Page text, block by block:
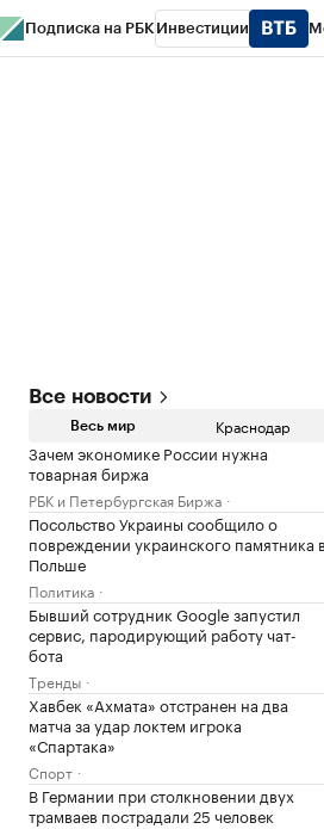
Подписка на РБК Инвестиции
Все новости
Весь мир Краснодар
Зачем экономике России нужна
товарная биржа
РБК и Петербургская Биржа
Посольство Украины сообщило о
повреждении украинского памятника в
Польше
Политика
Бывший сотрудник Google запустил
сервис, пародирующий работу чат-
бота
Тренды
Хавбек «Ахмата» отстранен на два
матча за удар локтем игрока
«Спартака»
Спорт
В Германии при столкновении двух
трамваев пострадали 25 человек